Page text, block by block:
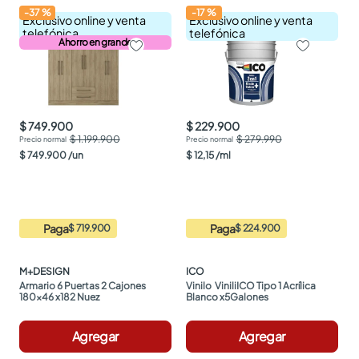
Exclusivo online y venta
telefónica
Ahorro en grande
-37%
$ 749.900
$ 1.199.900
$749.900 /un
Paga$ 719.900
M+DESIGN
Armario 6 Puertas 2 Cajones
180x46 x182 Nuez
Agregar
Exclusivo online y venta
telefónica
-17%
$ 229.900
$ 279.990
$12,15 /ml
Paga$ 224.900
ICO
Vinilo  ViniliICO Tipo 1 Acrílica
Blanco x5Galones
Agregar